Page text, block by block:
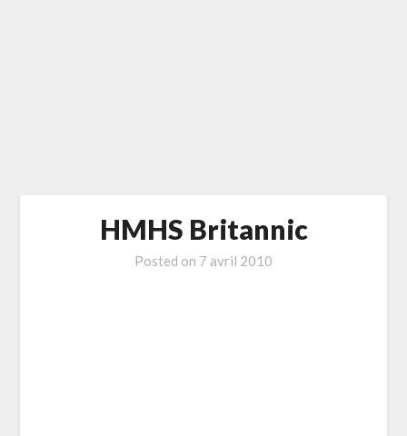
HMHS Britannic
Posted on 7 avril 2010